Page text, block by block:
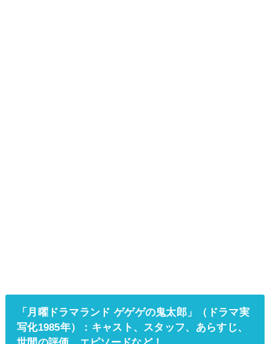
「月曜ドラマランド ゲゲゲの鬼太郎」（ドラマ実
写化1985年）： キャスト、スタッフ、あらすじ、